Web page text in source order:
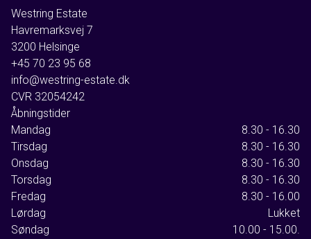
Westring Estate
Havremarksvej 7
3200 Helsinge
+45 70 23 95 68
info@westring-estate.dk
CVR 32054242
Åbningstider
Mandag
8.30 - 16.30
Tirsdag
8.30 - 16.30
Onsdag
8.30 - 16.30
Torsdag
8.30 - 16.30
Fredag
8.30 - 16.00
Lørdag
Lukket
Søndag
10.00 - 15.00.